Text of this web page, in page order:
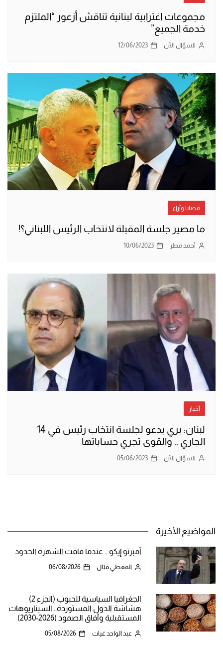
مجموعات اغترابية لبنانية تناقش أزعور “الملتزم
خدمة الجميع”
السؤال الآن 12/06/2023
قضايا وآراء
ما مصير جلسة المقبلة لانتخاب الرئيس اللبناني؟!
أحمد مطر 10/06/2023
أخبار
لبنان: بري يدعو لجلسة انتخاب رئيس في 14
الجاري .. والقوى تجري حساباتها
السؤال الآن 05/06/2023
المواضيع الأخيرة
أمبرتو إيكو .. عندما فاقت الشهرة الحدود
المعطي قبّال 06/08/2026
الجغرافيا السياسية للحبوب (الجزء 2)
هشاشة الدول المستوردة.. السيناريوهات
المستقبلية وآفاق الصمود (2026-2030)
عبد الواحد غيات 05/08/2026